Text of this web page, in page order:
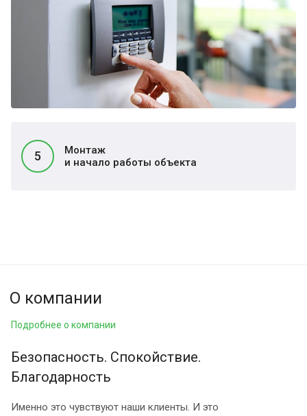
5
Монтаж
и начало работы объекта
О компании
Подробнее о компании
Безопасность. Спокойствие.
Благодарность
Именно это чувствуют наши клиенты. И это